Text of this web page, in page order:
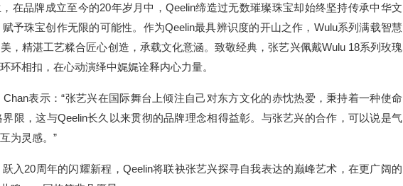
在品牌成立至今的20年岁月中，Qeelin缔造过无数璀璨珠宝却始终坚持传承中华文
予珠宝创作无限的可能性。作为Qeelin最具辨识度的开山之作，Wulu系列满载智慧
，精湛工艺糅合匠心创造，承载文化意涵。致敬经典，张艺兴佩戴Wulu 18系列玫瑰
环相扣，在心动演绎中娓娓诠释内心力量。
表示：“张艺兴在国际舞台上倾注自己对东方文化的赤忱热爱，秉持着一种使命
限，这与Qeelin长久以来贯彻的品牌理念相得益彰。与张艺兴的合作，可以说是气
为灵感。”
入20周年的闪耀新程，Qeelin将联袂张艺兴探寻自我表达的巅峰艺术，在更广阔的